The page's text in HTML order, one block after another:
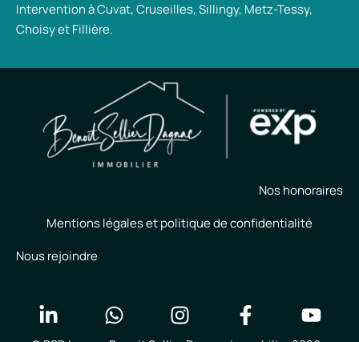
Intervention à Cuvat, Cruseilles, Sillingy, Metz-Tessy,
Choisy et Fillière.
Nos honoraires
Mentions légales et politique de confidentialité
Nous rejoindre